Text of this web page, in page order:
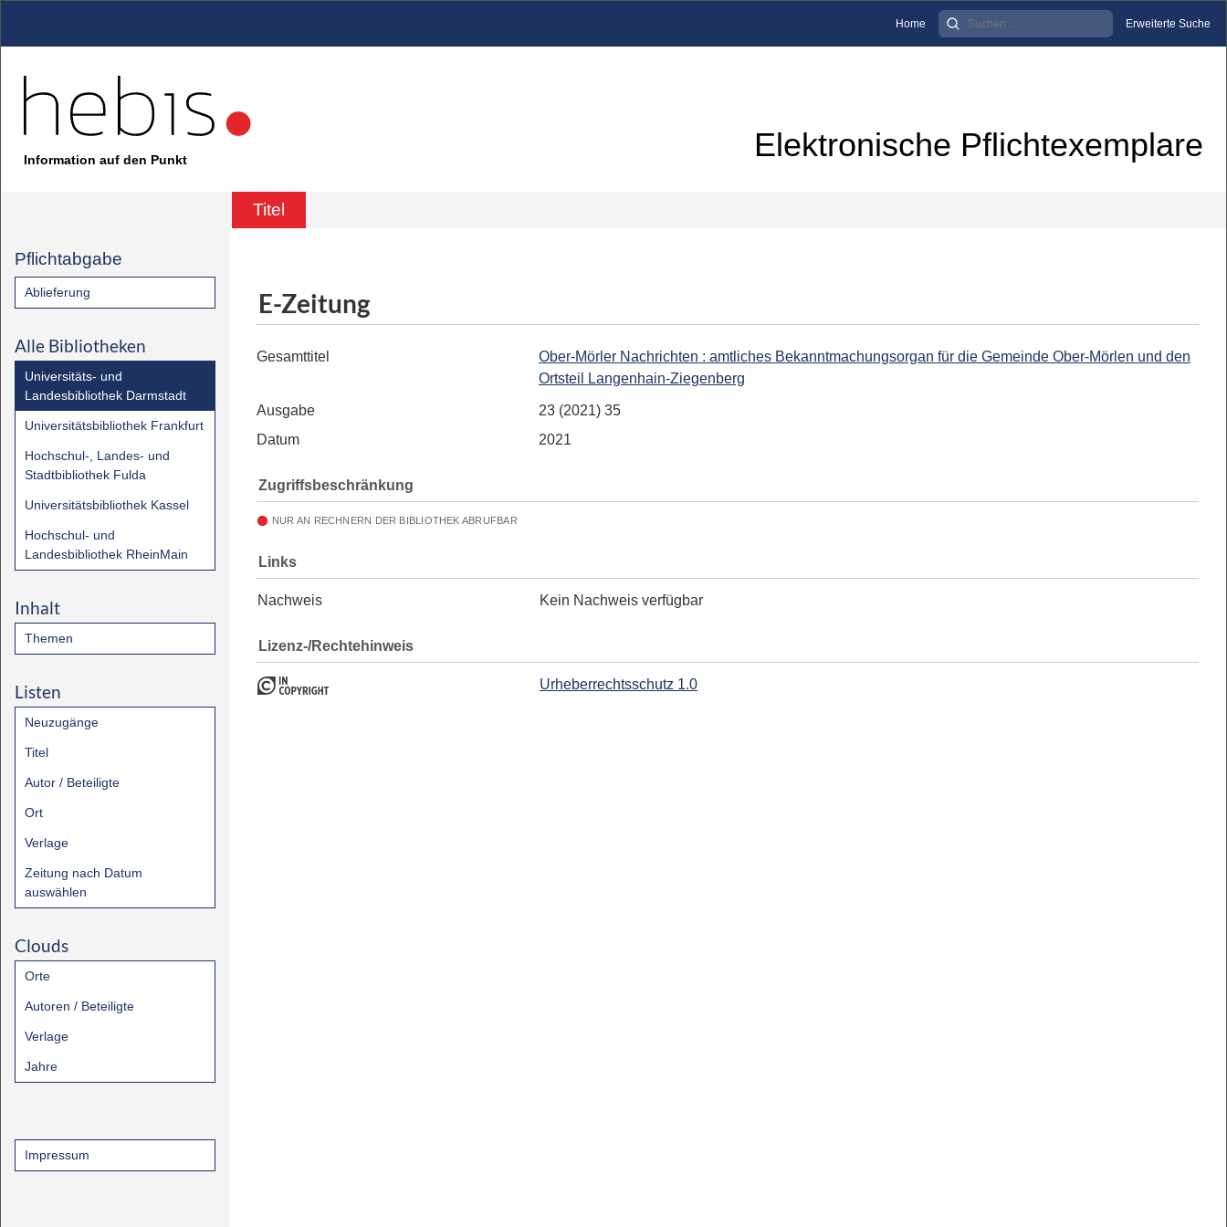
Home Erweiterte Suche
Information auf den Punkt Elektronische Pflichtexemplare
Titel
Pflichtabgabe
Ablieferung
Alle Bibliotheken
Universitäts- und
Landesbibliothek Darmstadt
Universitätsbibliothek Frankfurt
Hochschul-, Landes- und
Stadtbibliothek Fulda
Universitätsbibliothek Kassel
Hochschul- und
Landesbibliothek RheinMain
Inhalt
Themen
Listen
Neuzugänge
Titel
Autor / Beteiligte
Ort
Verlage
Zeitung nach Datum
auswählen
Clouds
Orte
Autoren / Beteiligte
Verlage
Jahre
Impressum
E-Zeitung
Gesamttitel
Ober-Mörler Nachrichten : amtliches Bekanntmachungsorgan für die Gemeinde Ober-Mörlen und den
Ortsteil Langenhain-Ziegenberg
Ausgabe
23 (2021) 35
Datum
2021
Zugriffsbeschränkung
NUR AN RECHNERN DER BIBLIOTHEK ABRUFBAR
Links
Nachweis Kein Nachweis verfügbar
Lizenz-/Rechtehinweis
Urheberrechtsschutz 1.0